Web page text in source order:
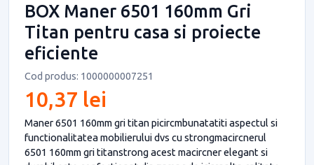
BOX Maner 6501 160mm Gri
Titan pentru casa si proiecte
eficiente
Cod produs: 1000000007251
10,37 lei
Maner 6501 160mm gri titan picircmbunatatiti aspectul si
functionalitatea mobilierului dvs cu strongmacircnerul
6501 160mm gri titanstrong acest macircner elegant si